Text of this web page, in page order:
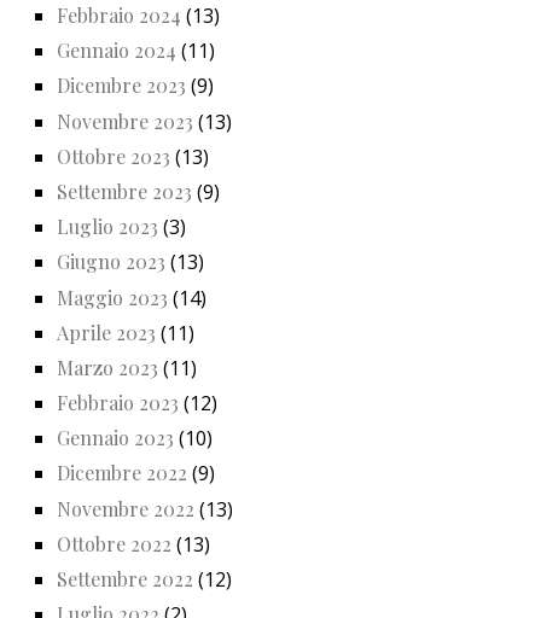
Febbraio 2024 (13)
Gennaio 2024 (11)
Dicembre 2023 (9)
Novembre 2023 (13)
Ottobre 2023 (13)
Settembre 2023 (9)
Luglio 2023 (3)
Giugno 2023 (13)
Maggio 2023 (14)
Aprile 2023 (11)
Marzo 2023 (11)
Febbraio 2023 (12)
Gennaio 2023 (10)
Dicembre 2022 (9)
Novembre 2022 (13)
Ottobre 2022 (13)
Settembre 2022 (12)